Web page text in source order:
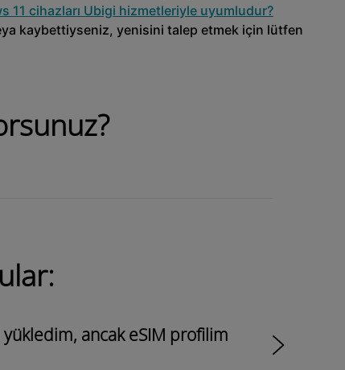
11 cihazları Ubigi hizmetleriyle uyumludur?
kaybettiyseniz, yenisini talep etmek için lütfen
ancak eSIM profilim